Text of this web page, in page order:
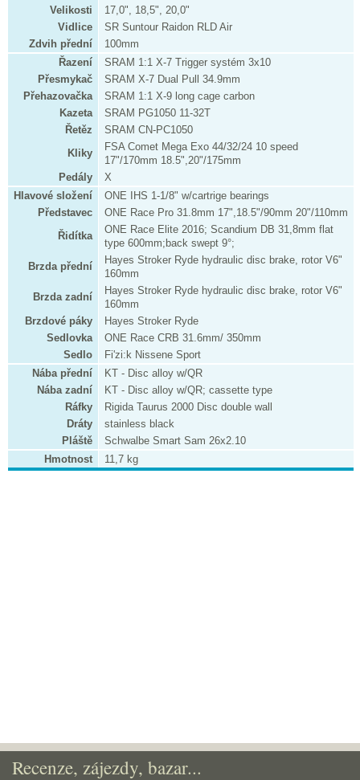
Velikosti
17,0", 18,5", 20,0"
Vidlice
SR Suntour Raidon RLD Air
Zdvih přední
100mm
Řazení
SRAM 1:1 X-7 Trigger systém 3x10
Přesmykač
SRAM X-7 Dual Pull 34.9mm
Přehazovačka
SRAM 1:1 X-9 long cage carbon
Kazeta
SRAM PG1050 11-32T
Řetěz
SRAM CN-PC1050
Kliky
FSA Comet Mega Exo 44/32/24 10 speed
17"/170mm 18.5",20"/175mm
Pedály
X
Hlavové složení
ONE IHS 1-1/8" w/cartrige bearings
Představec
ONE Race Pro 31.8mm 17",18.5"/90mm 20"/110mm
Řidítka
ONE Race Elite 2016; Scandium DB 31,8mm flat
type 600mm;back swept 9°;
Brzda přední
Hayes Stroker Ryde hydraulic disc brake, rotor V6"
160mm
Brzda zadní
Hayes Stroker Ryde hydraulic disc brake, rotor V6"
160mm
Brzdové páky
Hayes Stroker Ryde
Sedlovka
ONE Race CRB 31.6mm/ 350mm
Sedlo
Fi'zi:k Nissene Sport
Nába přední
KT - Disc alloy w/QR
Nába zadní
KT - Disc alloy w/QR; cassette type
Ráfky
Rigida Taurus 2000 Disc double wall
Dráty
stainless black
Pláště
Schwalbe Smart Sam 26x2.10
Hmotnost
11,7 kg
Recenze, zájezdy, bazar...